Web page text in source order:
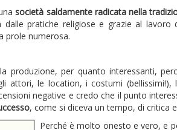
società saldamente radicata nella
pratiche religiose e grazie al lavoro
prole numerosa.
produzione, per quanto interessanti,
attori, le location, i costumi (bellissimi!),
negative e credo che il punto
, come si diceva un tempo, di critica
Perché è molto onesto e vero, e